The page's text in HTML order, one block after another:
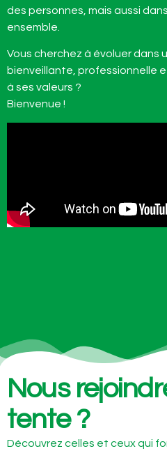
des personnes, mais aussi
ensemble.
Vous cherchez à évoluer dans
bienveillante, professionnelle
à ses valeurs ?
Bienvenue !
Nous
tente ?
Découvrez celles et ceux qui